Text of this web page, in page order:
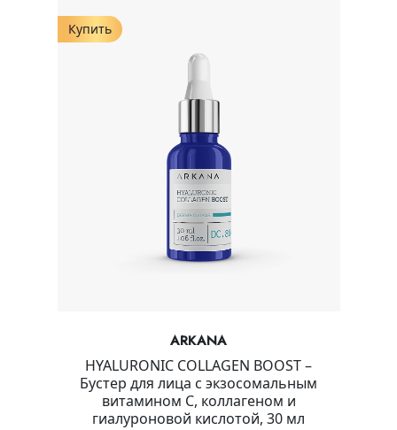
Купить
ARKANA
HYALURONIC COLLAGEN BOOST –
Бустер для лица с экзосомальным
витамином C, коллагеном и
гиалуроновой кислотой, 30 мл